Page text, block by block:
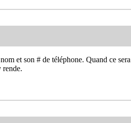
et son # de téléphone. Quand ce sera
rende.